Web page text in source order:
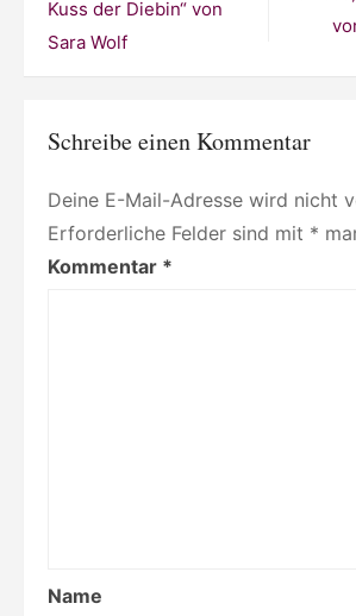
nicht“
Kuss der Diebin“ von
Sara Wolf
Schreibe einen Kommentar
Deine E-Mail-Adresse wird nicht
Erforderliche Felder sind mit *
Kommentar *
Name